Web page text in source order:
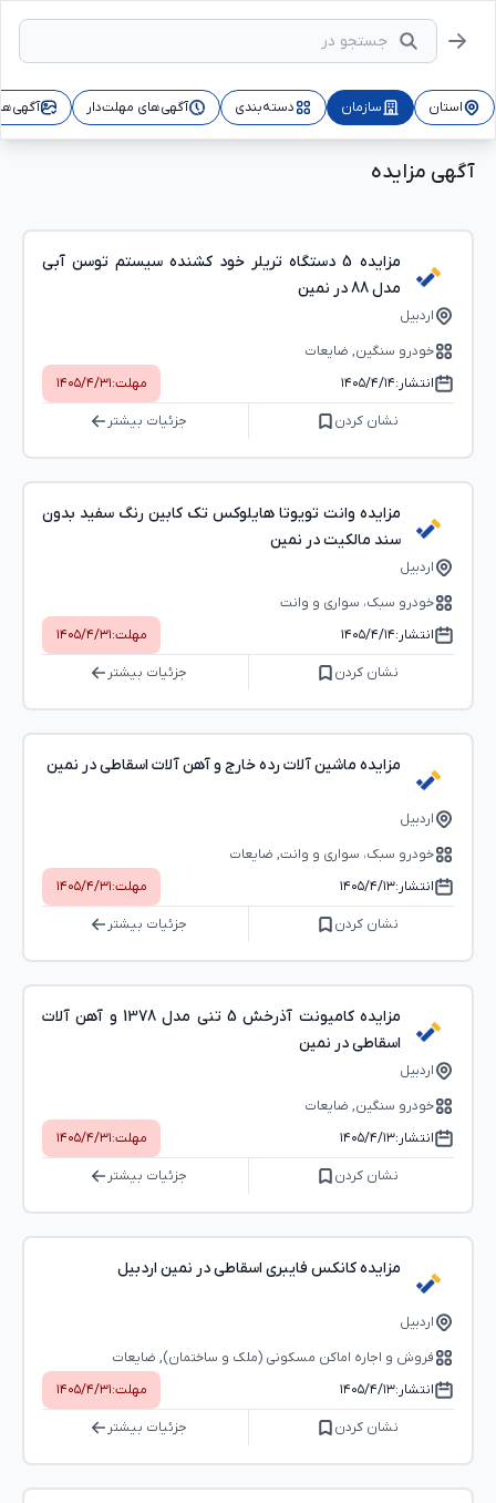
استان سازمان دسته‌بندی آگهی‌های مهلت‌دار
آگهی مزایده
مزایده 5 دستگاه تریلر خود کشنده سیستم توسن آبی
مدل 88 در نمین
اردبیل
خودرو سنگین, ضایعات
انتشار:۱۴۰۵/۴/۱۴ مهلت:۱۴۰۵/۴/۳۱
نشان کردن جزئیات بیشتر
مزایده وانت تویوتا هایلوکس تک کابین رنگ سفید بدون
سند مالکیت در نمین
اردبیل
خودرو سبک، سواری و وانت
انتشار:۱۴۰۵/۴/۱۴ مهلت:۱۴۰۵/۴/۳۱
نشان کردن جزئیات بیشتر
مزایده ماشین آلات رده خارج و آهن آلات اسقاطی در نمین
اردبیل
خودرو سبک، سواری و وانت, ضایعات
انتشار:۱۴۰۵/۴/۱۳ مهلت:۱۴۰۵/۴/۳۱
نشان کردن جزئیات بیشتر
مزایده کامیونت آذرخش 5 تنی مدل 1378 و آهن آلات
اسقاطی در نمین
اردبیل
خودرو سنگین, ضایعات
انتشار:۱۴۰۵/۴/۱۳ مهلت:۱۴۰۵/۴/۳۱
نشان کردن جزئیات بیشتر
مزایده کانکس فایبری اسقاطی در نمین اردبیل
اردبیل
فروش و اجاره اماکن مسکونی (ملک و ساختمان), ضایعات
انتشار:۱۴۰۵/۴/۱۳ مهلت:۱۴۰۵/۴/۳۱
نشان کردن جزئیات بیشتر